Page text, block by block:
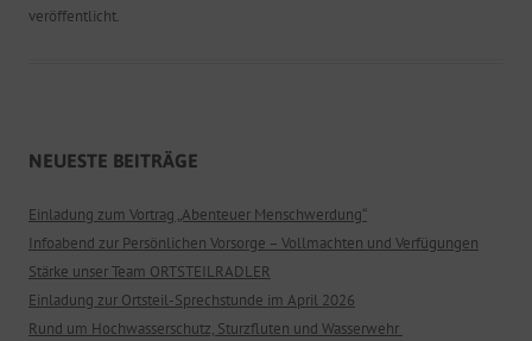
veröffentlicht.
NEUESTE BEITRÄGE
Einladung zum Vortrag „Abenteuer Menschwerdung“
Infoabend zur Persönlichen Vorsorge – Vollmachten und Verfügungen
Stärke unser Team ORTSTEILRADLER
Einladung zur Ortsteil-Sprechstunde im April 2026
Rund um Hochwasserschutz, Sturzfluten und Wasserwehr